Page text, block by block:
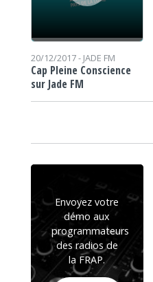
20/12/2017 - JADE FM
Cap Pleine Conscience
sur Jade FM
Envoyez votre
démo aux
programmateurs
des radios de
la FRAP.